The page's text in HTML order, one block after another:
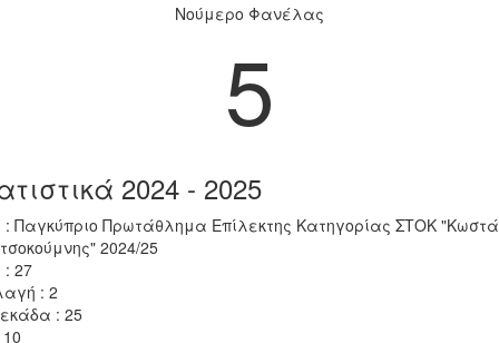
Νούμερο Φανέλας
5
2024 - 2025
: Παγκύπριο Πρωτάθλημα Επίλεκτης Κατηγορίας ΣΤΟΚ
2024/25
: 27
: 2
: 25